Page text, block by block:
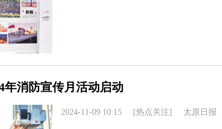
年消防宣传月活动启动
2024-11-09 10:15 [热点关注] 太原日报